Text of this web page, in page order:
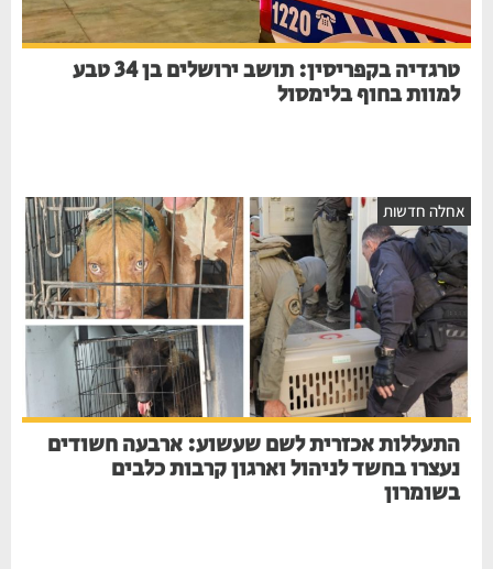
טרגדיה בקפריסין: תושב ירושלים בן 34 טבע
למוות בחוף בלימסול
חדשות
התעללות אכזרית לשם שעשוע: ארבעה חשודים
נעצרו בחשד לניהול וארגון קרבות כלבים
בשומרון